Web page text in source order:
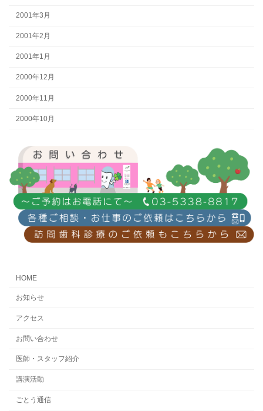
2001年3月
2001年2月
2001年1月
2000年12月
2000年11月
2000年10月
HOME
お知らせ
アクセス
お問い合わせ
医師・スタッフ紹介
講演活動
ごとう通信